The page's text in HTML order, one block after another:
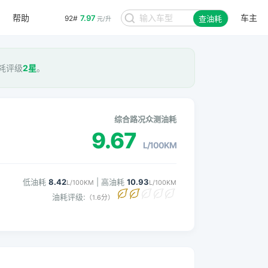
92# 7.97 元/升 查油耗 车主
帮助
评级2星。
综合路况众测油耗
9.67 L/100KM
低油耗 8.42L/100KM | 高油耗 10.93L/100KM
油耗评级: （1.6分）